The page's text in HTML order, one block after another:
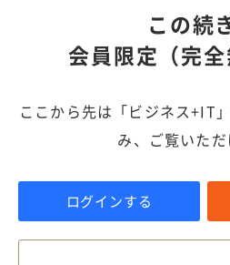
この続
会員限定（完
ここから先は「ビジネス+IT
み、ご覧いただ
ログインする